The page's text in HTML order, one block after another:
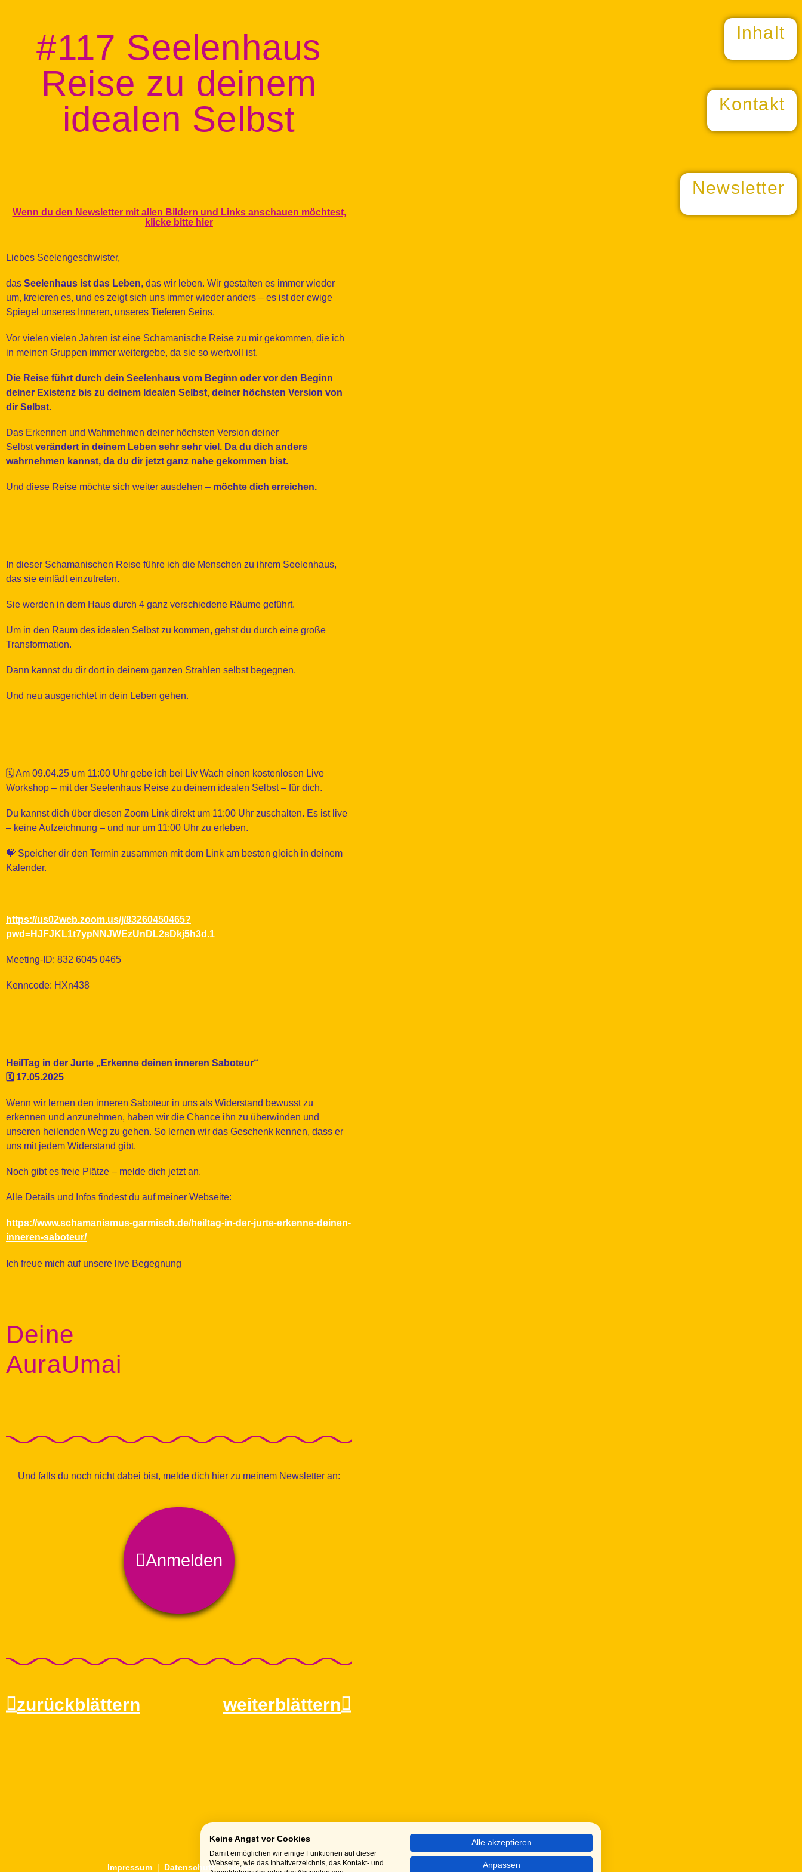
Inhalt
Kontakt
Newsletter
#117 Seelenhaus
Reise zu deinem
idealen Selbst
Wenn du den Newsletter mit allen Bildern und Links anschauen möchtest,
klicke bitte hier
Liebes Seelengeschwister,
das Seelenhaus ist das Leben, das wir leben. Wir gestalten es immer wieder
um, kreieren es, und es zeigt sich uns immer wieder anders – es ist der ewige
Spiegel unseres Inneren, unseres Tieferen Seins.
Vor vielen vielen Jahren ist eine Schamanische Reise zu mir gekommen, die ich
in meinen Gruppen immer weitergebe, da sie so wertvoll ist.
Die Reise führt durch dein Seelenhaus vom Beginn oder vor den Beginn
deiner Existenz bis zu deinem Idealen Selbst, deiner höchsten Version von
dir Selbst.
Das Erkennen und Wahrnehmen deiner höchsten Version deiner
Selbstverändert in deinem Leben sehr sehr viel. Da du dich anders
wahrnehmen kannst, da du dir jetzt ganz nahe gekommen bist.
Und diese Reise möchte sich weiter ausdehen – möchte dich erreichen.
In dieser Schamanischen Reise führe ich die Menschen zu ihrem Seelenhaus,
das sie einlädt einzutreten.
Sie werden in dem Haus durch 4 ganz verschiedene Räume geführt.
Um in den Raum des idealen Selbst zu kommen, gehst du durch eine große
Transformation.
Dann kannst du dir dort in deinem ganzen Strahlen selbst begegnen.
Und neu ausgerichtet in dein Leben gehen.
🗓️ Am 09.04.25 um 11:00 Uhr gebe ich bei Liv Wach einen kostenlosen Live
Workshop – mit der Seelenhaus Reise zu deinem idealen Selbst – für dich.
Du kannst dich über diesen Zoom Link direkt um 11:00 Uhr zuschalten. Es ist live
– keine Aufzeichnung – und nur um 11:00 Uhr zu erleben.
💝 Speicher dir den Termin zusammen mit dem Link am besten gleich in deinem
Kalender.
https://us02web.zoom.us/j/83260450465?
pwd=HJFJKL1t7ypNNJWEzUnDL2sDkj5h3d.1
Meeting-ID: 832 6045 0465
Kenncode: HXn438
HeilTag in der Jurte „Erkenne deinen inneren Saboteur“
🗓️ 17.05.2025
Wenn wir lernen den inneren Saboteur in uns als Widerstand bewusst zu
erkennen und anzunehmen, haben wir die Chance ihn zu überwinden und
unseren heilenden Weg zu gehen. So lernen wir das Geschenk kennen, dass er
uns mit jedem Widerstand gibt.
Noch gibt es freie Plätze – melde dich jetzt an.
Alle Details und Infos findest du auf meiner Webseite:
https://www.schamanismus-garmisch.de/heiltag-in-der-jurte-erkenne-deinen-
inneren-saboteur/
Ich freue mich auf unsere live Begegnung
Deine
AuraUmai
Und falls du noch nicht dabei bist, melde dich hier zu meinem Newsletter an:
Anmelden
zurückblättern weiterblättern
Impressum | Datenschutz|Home
Keine Angst vor Cookies
Damit ermöglichen wir einige Funktionen auf dieser
Webseite, wie das Inhaltverzeichnis, das Kontakt- und
Alle akzeptieren
Anpassen